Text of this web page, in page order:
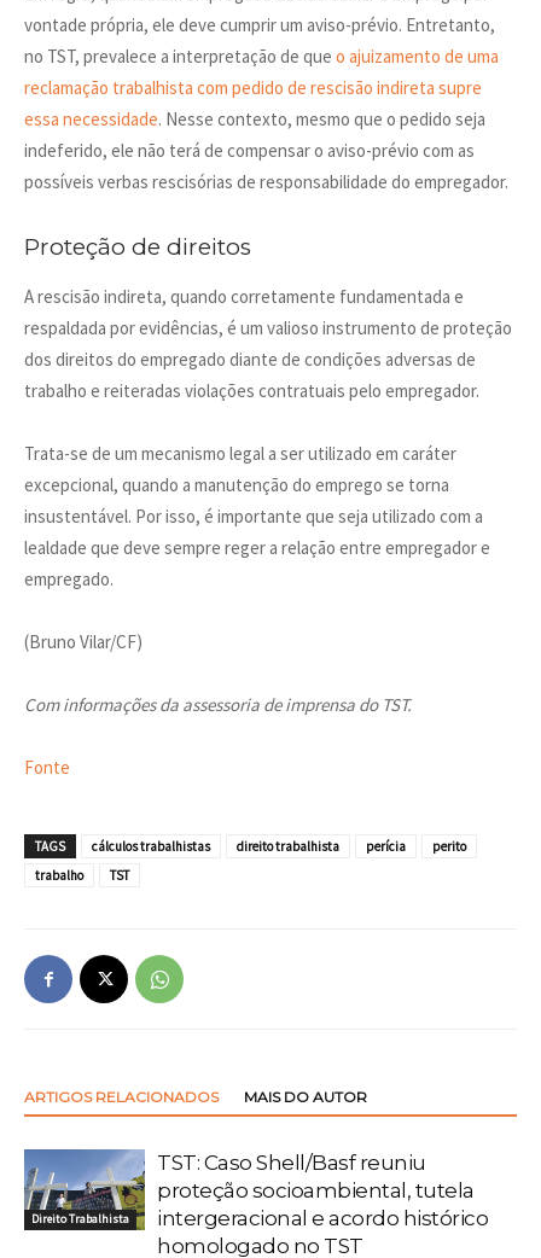
vontade própria, ele deve cumprir um aviso-prévio. Entretanto,
no TST, prevalece a interpretação de que o ajuizamento de uma
reclamação trabalhista com pedido de rescisão indireta supre
essa necessidade. Nesse contexto, mesmo que o pedido seja
indeferido, ele não terá de compensar o aviso-prévio com as
possíveis verbas rescisórias de responsabilidade do empregador.
Proteção de direitos
A rescisão indireta, quando corretamente fundamentada e
respaldada por evidências, é um valioso instrumento de proteção
dos direitos do empregado diante de condições adversas de
trabalho e reiteradas violações contratuais pelo empregador.
Trata-se de um mecanismo legal a ser utilizado em caráter
excepcional, quando a manutenção do emprego se torna
insustentável. Por isso, é importante que seja utilizado com a
lealdade que deve sempre reger a relação entre empregador e
empregado.
(Bruno Vilar/CF)
Com informações da assessoria de imprensa do TST.
Fonte
TAGS cálculos trabalhistas direito trabalhista perícia
perito
trabalho
TST
ARTIGOS RELACIONADOS MAIS DO AUTOR
Direito Trabalhista
TST: Caso Shell/Basf reuniu
proteção socioambiental, tutela
intergeracional e acordo histórico
homologado no TST